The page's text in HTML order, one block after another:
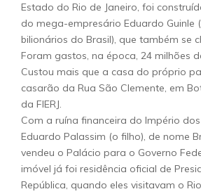
Estado do Rio de Janeiro, foi
do mega-empresário Eduardo Guinle
bilionários do Brasil), que também se
Foram gastos, na época, 24 milhões
Custou mais que a casa do próprio
casarão da Rua São Clemente, em
da FIERJ.
Com a ruína financeira do Império
Eduardo Palassim (o filho), de nome
vendeu o Palácio para o Governo
imóvel já foi residência oficial de
República, quando eles visitavam o